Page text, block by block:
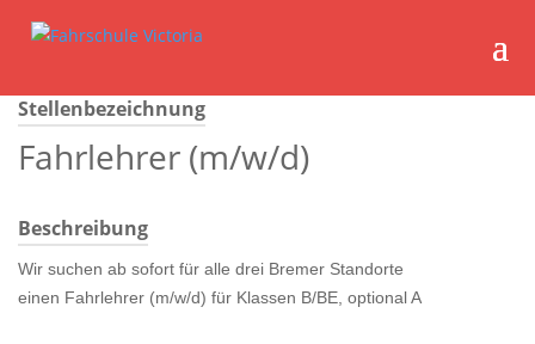
Stellenbezeichnung
Fahrlehrer (m/w/d)
Beschreibung
Wir suchen ab sofort für alle drei Bremer Standorte‎ ‎
einen Fahrlehrer (m/w/d) für Klassen B/BE, optional A